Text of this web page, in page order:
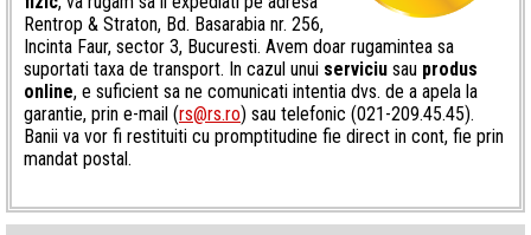
Rentrop & Straton, Bd. Basarabia nr. 256,
Incinta Faur, sector 3, Bucuresti. Avem doar rugamintea sa
suportati taxa de transport. In cazul unui serviciu sau produs
online, e suficient sa ne comunicati intentia dvs. de a apela la
garantie, prin e-mail (rs@rs.ro) sau telefonic (021-209.45.45).
Banii va vor fi restituiti cu promptitudine fie direct in cont, fie prin
mandat postal.